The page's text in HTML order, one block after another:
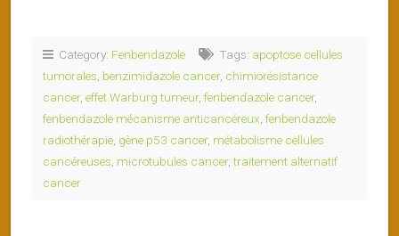
Category: Fenbendazole Tags: apoptose cellules
tumorales benzimidazole cancer, chimiorésistance
cancer, effet Warburg tumeur, fenbendazole cancer,
fenbendazole mécanisme anticancéreux fenbendazole
radiothérapie gène p53 cancer, métabolisme cellules
cancéreuses microtubules cancer,traitement alternatif
cancer